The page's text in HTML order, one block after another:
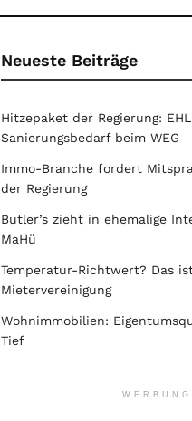
Neueste Beiträge
Hitzepaket der Regierung:
Sanierungsbedarf beim WEG
Immo-Branche fordert
der Regierung
Butler’s zieht in ehemalige
MaHü
Temperatur-Richtwert? Das
Mietervereinigung
Wohnimmobilien:
Tief
WERBUNG